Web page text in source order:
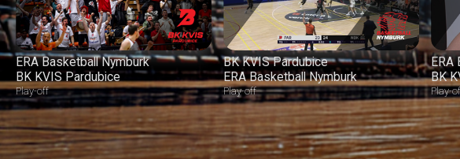
ERA Basketball Nymburk
BK KVIS Pardubice
Play-off
BK KVIS Pardubice
ERA Basketball Nymburk
Play-off
ERA
BK
Play-